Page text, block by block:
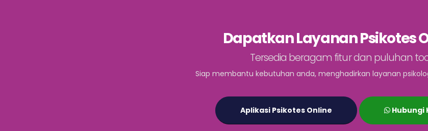
Dapatkan Layanan Psikotes
Tersedia beragam fitur dan puluhan
Siap membantu kebutuhan anda, menghadirkan layanan
Aplikasi Psikotes Online Hubungi